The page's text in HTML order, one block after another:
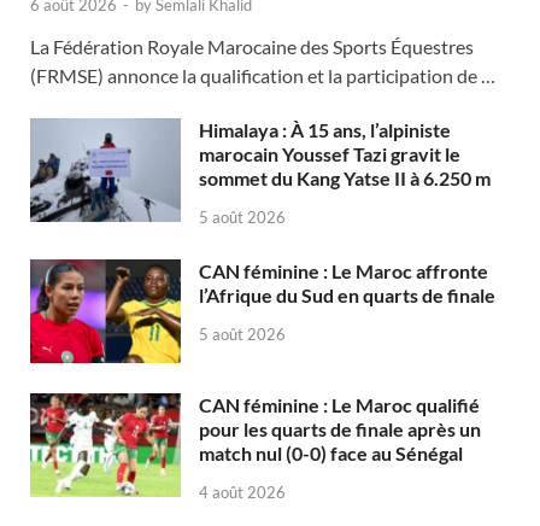
6 août 2026 - bySemlali Khalid
La Fédération Royale Marocaine des Sports Équestres
(FRMSE) annonce la qualification et la participation de …
Himalaya : À 15 ans, l’alpiniste
marocain Youssef Tazi gravit le
sommet du Kang Yatse II à 6.250 m
5 août 2026
CAN féminine : Le Maroc affronte
l’Afrique du Sud en quarts de finale
5 août 2026
CAN féminine : Le Maroc qualifié
pour les quarts de finale après un
match nul (0-0) face au Sénégal
4 août 2026